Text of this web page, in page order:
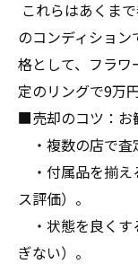
これらはあくま
のコンディショ
格として、フラ
定のリングで9万
■売却のコツ：お
・複数の店で査
・付属品を揃え
ス評価）。
・状態を良くす
ぎない）。